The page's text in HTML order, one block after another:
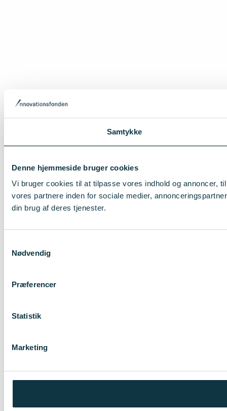
Samtykke
Denne hjemmeside bruger cookies
Vi bruger cookies til at tilpasse vores indhold og annoncer,
vores partnere inden for sociale medier,
din brug af deres tjenester.
Nødvendig
Præferencer
Statistik
Marketing